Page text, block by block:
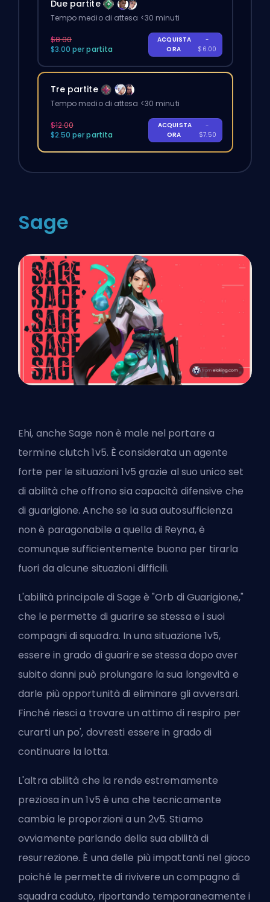
Due partite
Tempo medio di attesa <30 minuti
$8.00
$3.00 per partita
ACQUISTA
ORA
-
$6.00
Tre partite
Tempo medio di attesa <30 minuti
$12.00
$2.50 per partita
ACQUISTA
ORA
-
$7.50
Sage
Ehi, anche Sage non è male nel portare a
termine clutch 1v5. È considerata un agente
forte per le situazioni 1v5 grazie al suo unico set
di abilità che offrono sia capacità difensive che
di guarigione. Anche se la sua autosufficienza
non è paragonabile a quella di Reyna, è
comunque sufficientemente buona per tirarla
fuori da alcune situazioni difficili.
L'abilità principale di Sage è "Orb di Guarigione,"
che le permette di guarire se stessa e i suoi
compagni di squadra. In una situazione 1v5,
essere in grado di guarire se stessa dopo aver
subito danni può prolungare la sua longevità e
darle più opportunità di eliminare gli avversari.
Finché riesci a trovare un attimo di respiro per
curarti un po', dovresti essere in grado di
continuare la lotta.
L'altra abilità che la rende estremamente
preziosa in un 1v5 è una che tecnicamente
cambia le proporzioni a un 2v5. Stiamo
ovviamente parlando della sua abilità di
resurrezione. È una delle più impattanti nel gioco
poiché le permette di rivivere un compagno di
squadra caduto, riportando temporaneamente i